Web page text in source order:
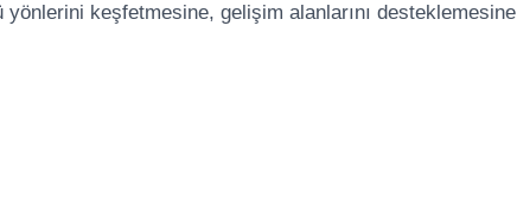
keşfetmesine, gelişim alanlarını desteklemesine